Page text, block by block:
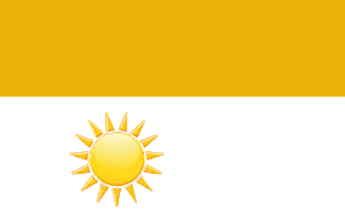
Direkt zum Inhalt